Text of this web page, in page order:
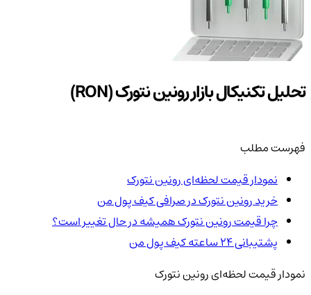
تحلیل تکنیکال بازار رونین نتورک (RON)
فهرست مطلب
نمودار قیمت لحظه‌ای رونین نتورک
خرید رونین نتورک در صرافی کیف پول من
چرا قیمت رونین نتورک همیشه در حال تغییر است؟
پشتیبانی ۲۴ ساعته کیف پول من
نمودار قیمت لحظه‌ای رونین نتورک